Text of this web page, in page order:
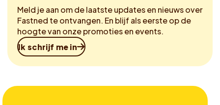
Meld je aan om de laatste updates en nieuws over
Fastned te ontvangen. En blijf als eerste op de
hoogte van onze promoties en events.
Ik schrijf me in